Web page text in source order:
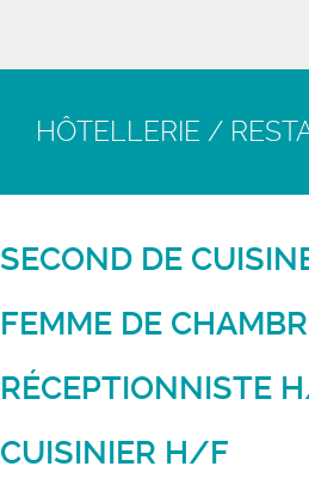
HÔTELLERIE /
SECOND DE
FEMME DE
RÉCEPTIONNISTE
CUISINIER H/F